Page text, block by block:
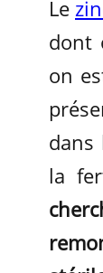
Le
dont
on
dans
la